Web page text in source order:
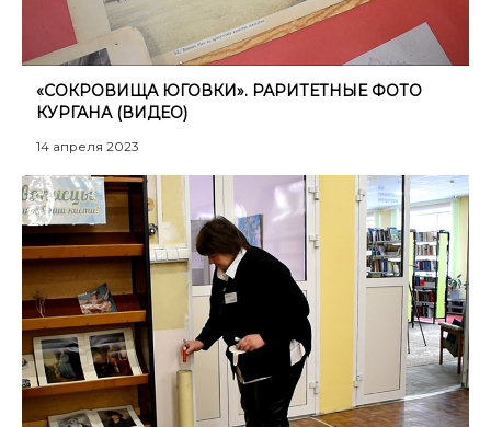
«СОКРОВИЩА ЮГОВКИ». РАРИТЕТНЫЕ ФОТО
КУРГАНА (ВИДЕО)
14 апреля 2023